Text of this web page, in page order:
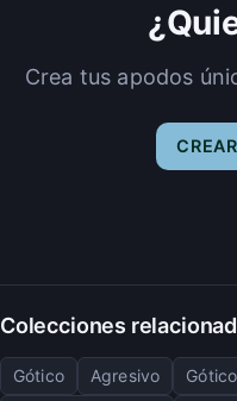
Crea tus apodos
Colecciones
Gótico Agresivo